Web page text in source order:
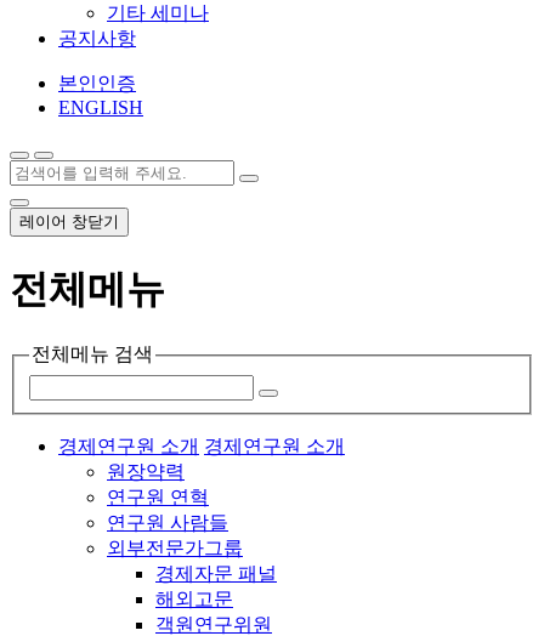
기타 세미나
공지사항
본인인증
ENGLISH
레이어 창닫기
전체메뉴
전체메뉴 검색
경제연구원 소개 경제연구원 소개
원장약력
연구원 연혁
연구원 사람들
외부전문가그룹
경제자문 패널
해외고문
객원연구위원